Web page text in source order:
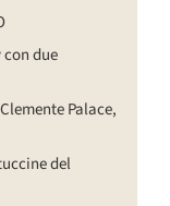
due
Palace,
del